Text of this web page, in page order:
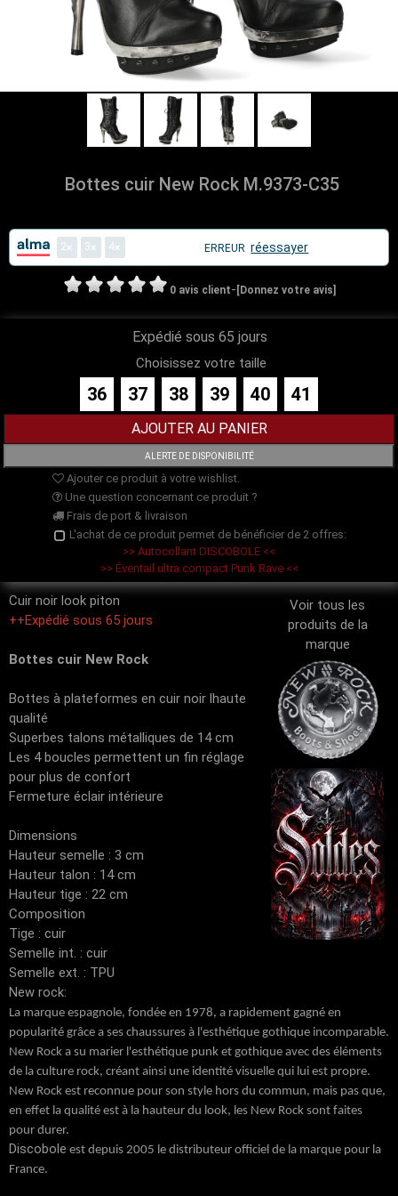
Bottes cuir New Rock M.9373-C35
2 3 4 ERREUR réessayer
0 avis client- [Donnez votre avis]
Expédié sous 65 jours
Choisissez votre taille
36 37 38 39 40 41
Ajouter ce produit à votre wishlist.
Une question concernant ce produit ?
Frais de port & livraison
L'achat de ce produit permet de bénéficier de 2 offres:
>> Autocollant DISCOBOLE <<
>> Éventail ultra compact Punk Rave <<
Voir tous les
produits de la
marque
Cuir noir look piton
++Expédié sous 65 jours
Bottes cuir New Rock
Bottes à plateformes en cuir noir lhaute
qualité
Superbes talons métalliques de 14 cm
Les 4 boucles permettent un fin réglage
pour plus de confort
Fermeture éclair intérieure
Dimensions
Hauteur semelle : 3 cm
Hauteur talon : 14 cm
Hauteur tige : 22 cm
Composition
Tige : cuir
Semelle int. : cuir
Semelle ext. : TPU
New rock:
La marque espagnole, fondée en 1978, a rapidement gagné en
popularité grâce a ses chaussures à l'esthétique gothique incomparable.
New Rock a su marier l'esthétique punk et gothique avec des éléments
de la culture rock, créant ainsi une identité visuelle qui lui est propre.
New Rock est reconnue pour son style hors du commun, mais pas que,
en effet la qualité est à la hauteur du look, les New Rock sont faites
pour durer.
Discobole est depuis 2005 le distributeur officiel de la marque pour la
France.